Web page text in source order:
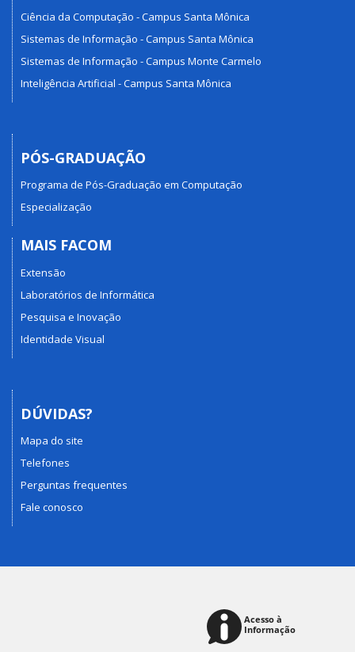
Ciência da Computação - Campus Santa Mônica
Sistemas de Informação - Campus Santa Mônica
Sistemas de Informação - Campus Monte Carmelo
Inteligência Artificial - Campus Santa Mônica
PÓS-GRADUAÇÃO
Programa de Pós-Graduação em Computação
Especialização
MAIS FACOM
Extensão
Laboratórios de Informática
Pesquisa e Inovação
Identidade Visual
DÚVIDAS?
Mapa do site
Telefones
Perguntas frequentes
Fale conosco